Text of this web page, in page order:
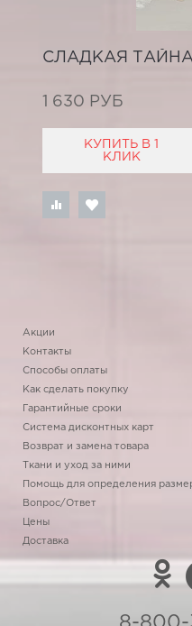
СЛАДКАЯ
1 630 РУБ
КУПИТЬ В 1
КЛИК
Акции
Контакты
Способы оплаты
Как сделать покупку
Гарантийные сроки
Система дисконтных карт
Возврат и замена товара
Ткани и уход за ними
Помощь для определения
Вопрос/Ответ
Цены
Доставка